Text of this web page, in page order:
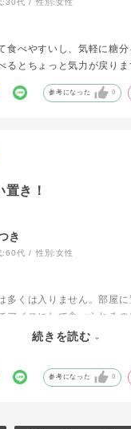
:30代 性別:女性
食べやすいし、気軽に糖分
るとちょっと気力が戻りま
参考になった 0
置き！
き
:60代 性別:女性
多くは入りません。部屋に
アイスにして食べられる
すが、甘くて満足感があり
続きを読む
参考になった 0